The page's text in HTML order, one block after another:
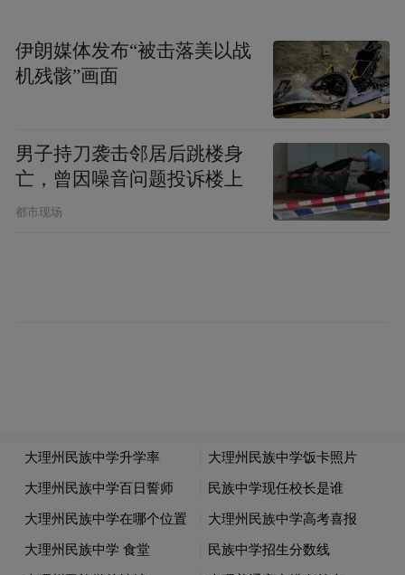
伊朗媒体发布“被击落美以战
机残骸”画面
男子持刀袭击邻居后跳楼身
亡，曾因噪音问题投诉楼上
都市现场